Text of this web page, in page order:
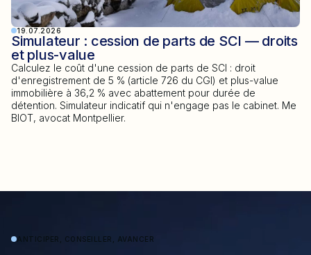
19.07.2026
Simulateur : cession de parts de SCI — droits
et plus-value
Calculez le coût d'une cession de parts de SCI : droit
d'enregistrement de 5 % (article 726 du CGI) et plus-value
immobilière à 36,2 % avec abattement pour durée de
détention. Simulateur indicatif qui n'engage pas le cabinet. Me
BIOT, avocat Montpellier.
ANTICIPER, CONSEILLER, AVANCER